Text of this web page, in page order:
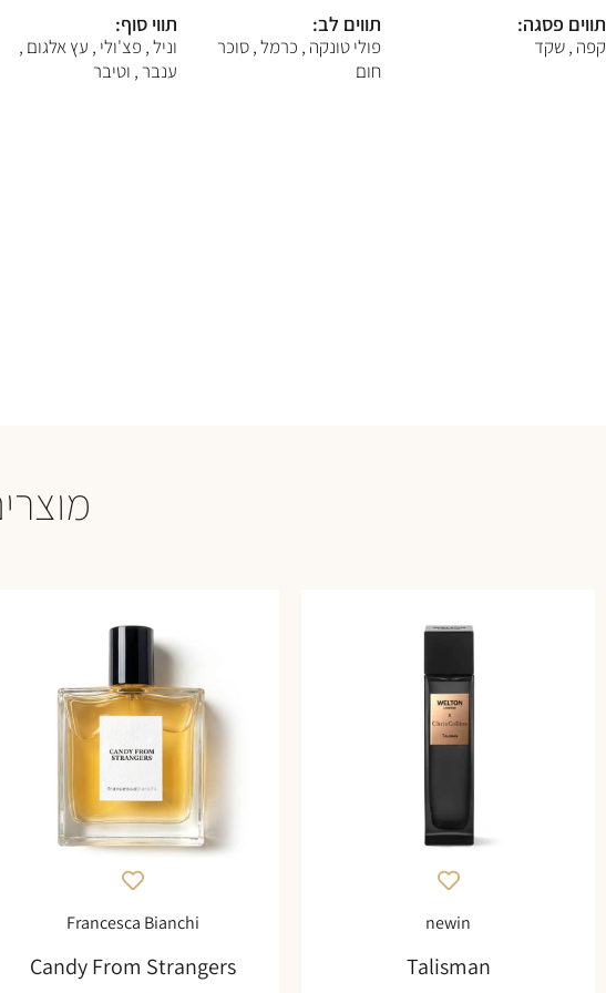
לִפְתִיחַת
תַּפְרִיט
תווים פסגה:
קפה , שקד
תווים לב:
פולי טונקה , כרמל , סוכר
חום
תווי סוף:
וניל , פצ'ולי , עץ אלגום ,
ענבר , וטיבר
newin
Talisman
Francesca Bianchi
Candy From Strangers